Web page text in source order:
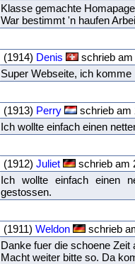
Klasse gemachte
War bestimmt 'n haufen
(1914) Denis
schrieb
Super Webseite, ich
(1913) Perry
schrieb am
Ich wollte einfach einen
(1912) Juliet
schrieb am
Ich wollte einfach einen
gestossen.
(1911) Weldon
schrieb
Danke fuer die schoene Zeit
Macht weiter bitte so. Da